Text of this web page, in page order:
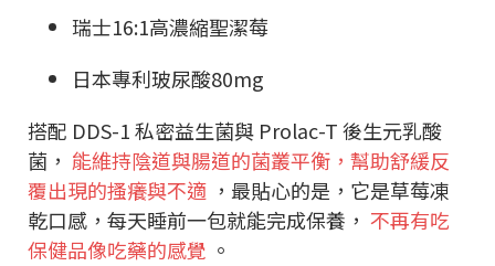
瑞士16:1高濃縮聖潔莓
日本專利玻尿酸80mg
搭配 DDS-1 私密益生菌與 Prolac-T 後生元乳酸
菌， 能維持陰道與腸道的菌叢平衡，幫助舒緩反
覆出現的搔癢與不適 ，最貼心的是，它是草莓凍
乾口感，每天睡前一包就能完成保養， 不再有吃
保健品像吃藥的感覺 。